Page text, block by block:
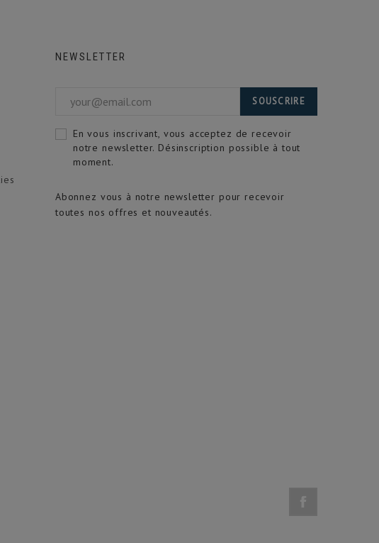
NEWSLETTER
Abonnez vous à notre newsletter pour recevoir
toutes nos offres et nouveautés.
SOUSCRIRE
En vous inscrivant, vous acceptez de recevoir
notre newsletter. Désinscription possible à tout
moment.